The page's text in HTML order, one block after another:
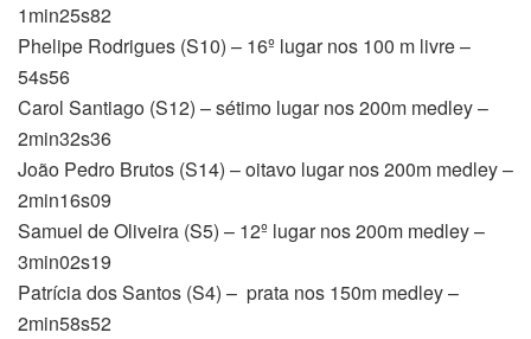
1min25s82
Phelipe Rodrigues (S10) – 16º lugar nos 100 m livre –
54s56
Carol Santiago (S12) – sétimo lugar nos 200m medley –
2min32s36
João Pedro Brutos (S14) – oitavo lugar nos 200m medley –
2min16s09
Samuel de Oliveira (S5) – 12º lugar nos 200m medley –
3min02s19
Patrícia dos Santos (S4) – prata nos 150m medley –
2min58s52